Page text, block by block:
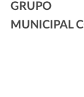
GRUPO
MUNICIPAL